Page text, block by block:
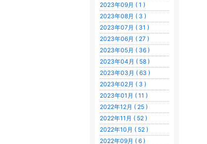
2023年09月 ( 1 )
2023年08月 ( 3 )
2023年07月 ( 31 )
2023年06月 ( 27 )
2023年05月 ( 36 )
2023年04月 ( 58 )
2023年03月 ( 63 )
2023年02月 ( 3 )
2023年01月 ( 11 )
2022年12月 ( 25 )
2022年11月 ( 52 )
2022年10月 ( 52 )
2022年09月 ( 6 )